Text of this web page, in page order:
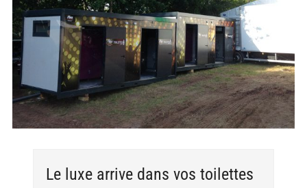
l'image
agrandie
Le luxe arrive dans vos toilettes